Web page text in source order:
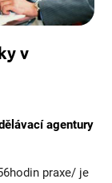
v
agentury
praxe/ je